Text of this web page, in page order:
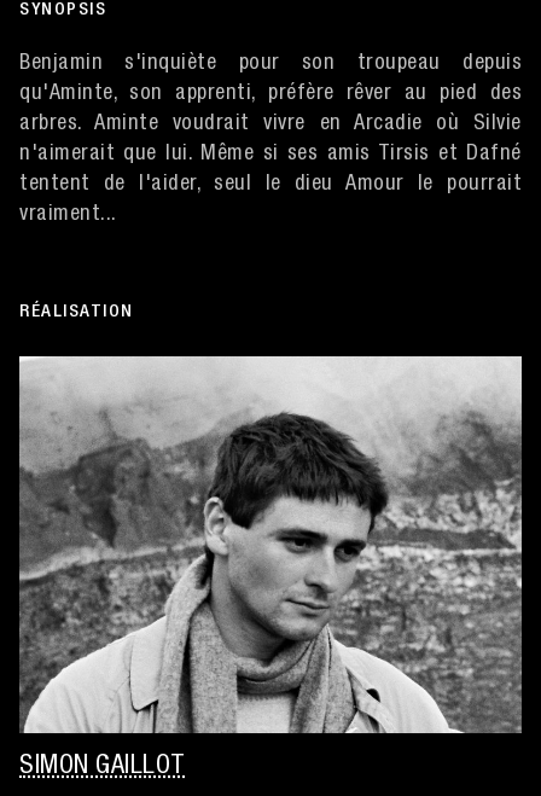
SYNOPSIS
Benjamin s'inquiète pour son troupeau depuis
qu'Aminte, son apprenti, préfère rêver au pied des
arbres. Aminte voudrait vivre en Arcadie où Silvie
n'aimerait que lui. Même si ses amis Tirsis et Dafné
tentent de l'aider, seul le dieu Amour le pourrait
vraiment...
RÉALISATION
SIMON GAILLOT